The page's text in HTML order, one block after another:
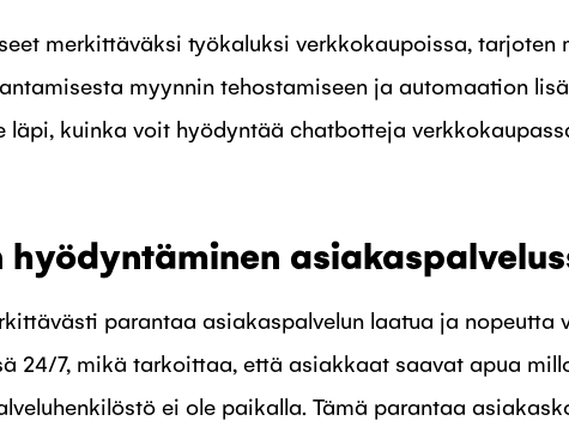
merkittäväksi työkaluksi verkkokaupoissa, tarjoten
myynnin tehostamiseen ja automaation
läpi, kuinka voit hyödyntää chatbotteja
parantaa asiakaspalvelun laatua ja nopeutta
24/7, mikä tarkoittaa, että asiakkaat saavat apua
ei ole paikalla. Tämä parantaa